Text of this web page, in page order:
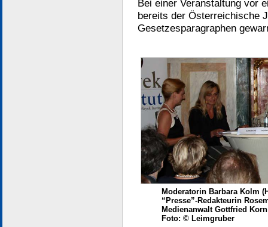
Bei einer Veranstaltung vor
bereits der Österreichische
Gesetzesparagraphen
Moderatorin Barbara Kolm
“Presse”-Redakteurin
Medienanwalt Gottfried Korn
Foto: © Leimgruber